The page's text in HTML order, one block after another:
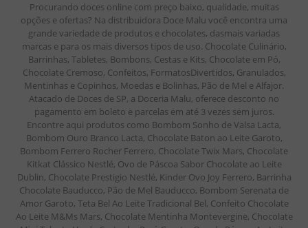
Procurando doces online com preço baixo, qualidade, muitas
opções e ofertas? Na distribuidora Doce Malu você encontra uma
grande variedade de produtos e chocolates, dasmais variadas
marcas e para os mais diversos tipos de uso. Chocolate Culinário,
Barrinhas, Tabletes, Bombons, Cestas e Kits, Chocolate em Pó,
Chocolate Cremoso, Confeitos, FormatosDivertidos, Granulados,
Mentinhas e Copinhos, Moedas e Bolinhas, Pão de Mel e Alfajor.
Atacado de Doces de SP, a Doceria Malu, oferece desconto no
pagamento em boleto e parcelas em até 3 vezes sem juros.
Encontre aqui produtos como Bombom Sonho de Valsa Lacta,
Bombom Ouro Branco Lacta, Chocolate Baton ao Leite Garoto,
Bombom Ferrero Rocher Ferrero, Chocolate Twix Mars, Chocolate
Kitkat Clássico Nestlé, Ovo de Páscoa Sabor Chocolate ao Leite
Dublin, Chocolate Prestigio Nestlé, Kinder Ovo Joy Ferrero, Barrinha
Chocolate Bauducco, Pão de Mel Bauducco, Bombom Serenata de
Amor Garoto, Teta Bel Ao Leite Tradicional Bel, Confeito Chocolate
Ao Leite M&Ms Mars, Chocolate Mentinha Montevergine, Chocolate